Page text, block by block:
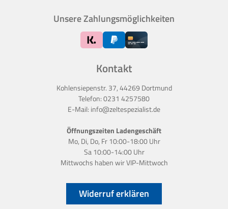
Widerruf erklären
Kontakt
Kohlensiepenstr. 37, 44269 Dortmund
Telefon:0231 4257580
E-Mail: info@zeltespezialist.de
Öffnungszeiten Ladengeschäft
Mo, Di, Do, Fr 10:00-18:00 Uhr
Sa 10:00-14:00 Uhr
Mittwochs haben wirVIP-Mittwoch
Unsere Zahlungsmöglichkeiten